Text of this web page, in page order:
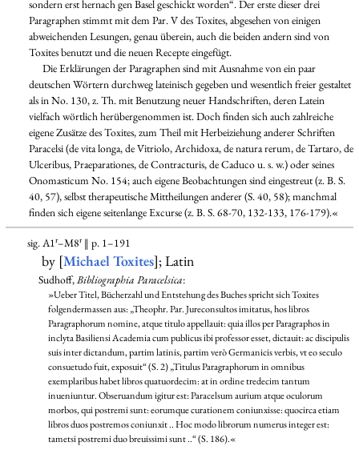
sondern erst hernach gen Basel geschickt worden“. Der erste dieser drei
Paragraphen stimmt mit dem Par. V des Toxites, abgesehen von einigen
abweichenden Lesungen, genau überein, auch die beiden andern sind von
Toxites benutzt und die neuen Recepte eingefügt.
Die Erklärungen der Paragraphen sind mit Ausnahme von ein paar
deutschen Wörtern durchweg lateinisch gegeben und wesentlich freier gestaltet
als in No. 130, z. Th. mit Benutzung neuer Handschriften, deren Latein
vielfach wörtlich herübergenommen ist. Doch finden sich auch zahlreiche
eigene Zusätze des Toxites, zum Theil mit Herbeiziehung anderer Schriften
Paracelsi (de vita longa, de Vitriolo, Archidoxa, de natura rerum, de Tartaro, de
Ulceribus, Praeparationes, de Contracturis, de Caduco u. s. w.) oder seines
Onomasticum No. 154; auch eigene Beobachtungen sind eingestreut (z. B. S.
40, 57), selbst therapeutische Mittheilungen anderer (S. 40, 58); manchmal
finden sich eigene seitenlange Excurse (z. B. S. 68-70, 132-133, 176-179).«
sig. A1r–M8r‖ p. 1–191
by [Michael Toxites]; Latin
Sudhoff,Bibliographia Paracelsica:
»Ueber Titel, Bücherzahl und Entstehung des Buches spricht sich Toxites
folgendermassen aus: „Theophr. Par. Jureconsultos imitatus, hos libros
Paragraphorum nomine, atque titulo appellauit: quia illos per Paragraphos in
inclyta Basiliensi Academia cum publicus ibi professor esset, dictauit: ac discipulis
suis inter dictandum, partim latinis, partim verò Germanicis verbis, vt eo seculo
consuetudo fuit, exposuit“ (S. 2) „Titulus Paragraphorum in omnibus
exemplaribus habet libros quatuordecim: at in ordine tredecim tantum
inueniuntur. Obseruandum igitur est: Paracelsum aurium atque oculorum
morbos, qui postremi sunt: eorumque curationem coniunxisse: quocirca etiam
libros duos postremos coniunxit .. Hoc modo librorum numerus integer est:
tametsi postremi duo breuissimi sunt ..“ (S. 186).«